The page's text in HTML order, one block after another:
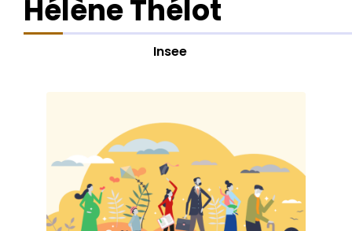
Hélène Thélot
Insee